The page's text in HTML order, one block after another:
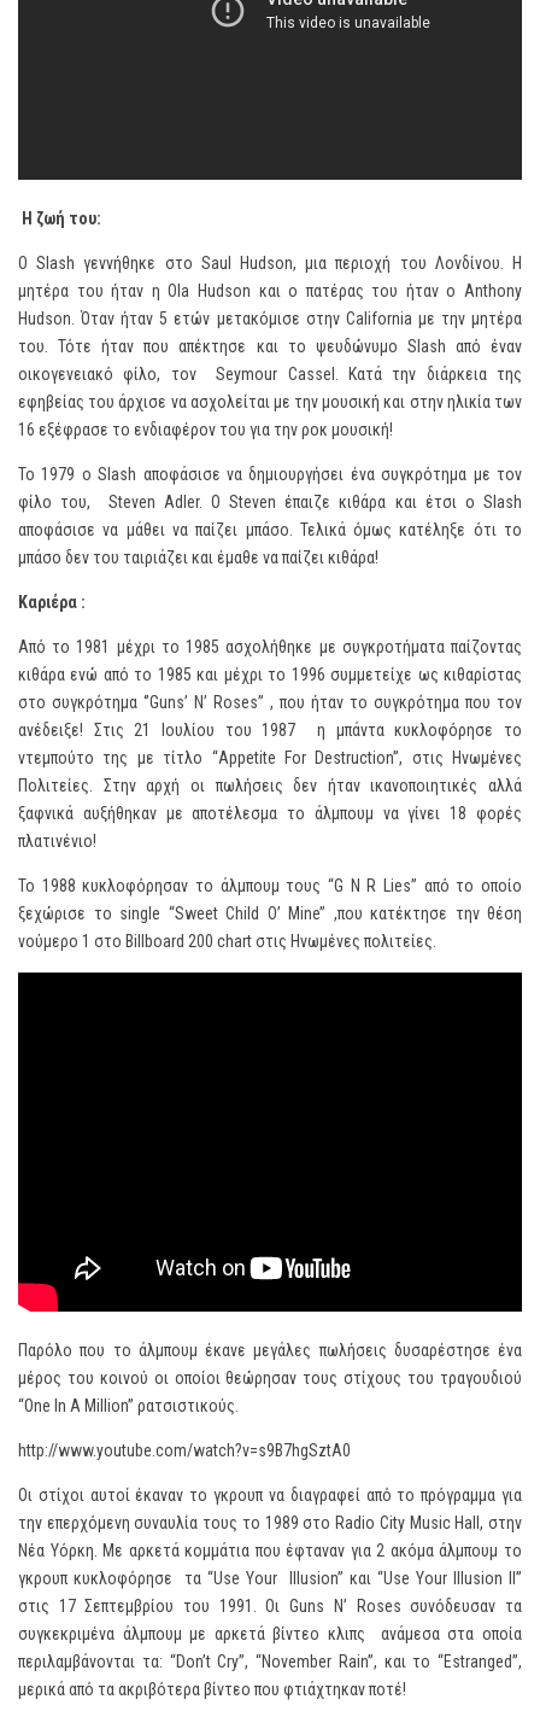
Η ζωή του:
Ο Slash γεννήθηκε στο Saul Hudson, μια περιοχή του Λονδίνου. Η
μητέρα του ήταν η Ola Hudson και ο πατέρας του ήταν ο Anthony
Hudson. Όταν ήταν 5 ετών μετακόμισε στην California με την μητέρα
του. Τότε ήταν που απέκτησε και το ψευδώνυμο Slash από έναν
οικογενειακό φίλο, τον Seymour Cassel. Κατά την διάρκεια της
εφηβείας του άρχισε να ασχολείται με την μουσική και στην ηλικία των
16 εξέφρασε το ενδιαφέρον του για την ροκ μουσική!
Το 1979 ο Slash αποφάσισε να δημιουργήσει ένα συγκρότημα με τον
φίλο του, Steven Adler. Ο Steven έπαιζε κιθάρα και έτσι ο Slash
αποφάσισε να μάθει να παίζει μπάσο. Τελικά όμως κατέληξε ότι το
μπάσο δεν του ταιριάζει και έμαθε να παίζει κιθάρα!
Καριέρα :
Από το 1981 μέχρι το 1985 ασχολήθηκε με συγκροτήματα παίζοντας
κιθάρα ενώ από το 1985 και μέχρι το 1996 συμμετείχε ως κιθαρίστας
στο συγκρότημα ‘’Guns’ N’ Roses’’ , που ήταν το συγκρότημα που τον
ανέδειξε! Στις 21 Ιουλίου του 1987 η μπάντα κυκλοφόρησε το
ντεμπούτο της με τίτλο “Appetite For Destruction”, στις Ηνωμένες
Πολιτείες. Στην αρχή οι πωλήσεις δεν ήταν ικανοποιητικές αλλά
ξαφνικά αυξήθηκαν με αποτέλεσμα το άλμπουμ να γίνει 18 φορές
πλατινένιο!
Το 1988 κυκλοφόρησαν το άλμπουμ τους “G N R Lies’’ από το οποίο
ξεχώρισε το single “Sweet Child O’ Mine’’ ,που κατέκτησε την θέση
νούμερο 1 στο Billboard 200 chart στις Ηνωμένες πολιτείες.
Παρόλο που το άλμπουμ έκανε μεγάλες πωλήσεις δυσαρέστησε ένα
μέρος του κοινού οι οποίοι θεώρησαν τους στίχους του τραγουδιού
“One In A Million” ρατσιστικούς.
http://www.youtube.com/watch?v=s9B7hgSztA0
Οι στίχοι αυτοί έκαναν το γκρουπ να διαγραφεί από το πρόγραμμα για
την επερχόμενη συναυλία τους το 1989 στο Radio City Music Hall, στην
Νέα Υόρκη. Με αρκετά κομμάτια που έφταναν για 2 ακόμα άλμπουμ το
γκρουπ κυκλοφόρησε τα “Use Your Illusion’’ και “Use Your Illusion II’’
στις 17 Σεπτεμβρίου του 1991. Οι Guns N’ Roses συνόδευσαν τα
συγκεκριμένα άλμπουμ με αρκετά βίντεο κλιπς ανάμεσα στα οποία
περιλαμβάνονται τα: “Don’t Cry’’, “November Rain”, και το “Estranged”,
μερικά από τα ακριβότερα βίντεο που φτιάχτηκαν ποτέ!